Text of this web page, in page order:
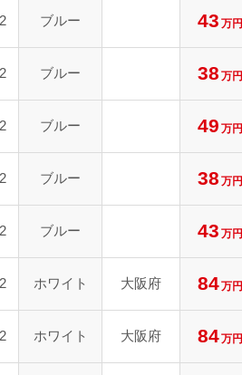
ブルー 43 万円
ブルー 38 万円
ブルー 49 万円
ブルー 38 万円
ブルー 43 万円
ホワイト 大阪府 84万円
ホワイト 大阪府 84万円